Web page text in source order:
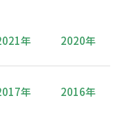
年 2020年
年 2016年